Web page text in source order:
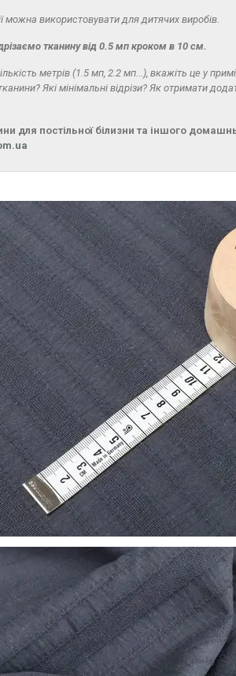
її можна використовувати для дитячих виробів.
тканину від 0.5 мп кроком в 10 см.
метрів (1.5 мп, 2.2 мп...), вкажіть це у
Які мінімальні відрізи? Як отримати
для постільної білизни та іншого